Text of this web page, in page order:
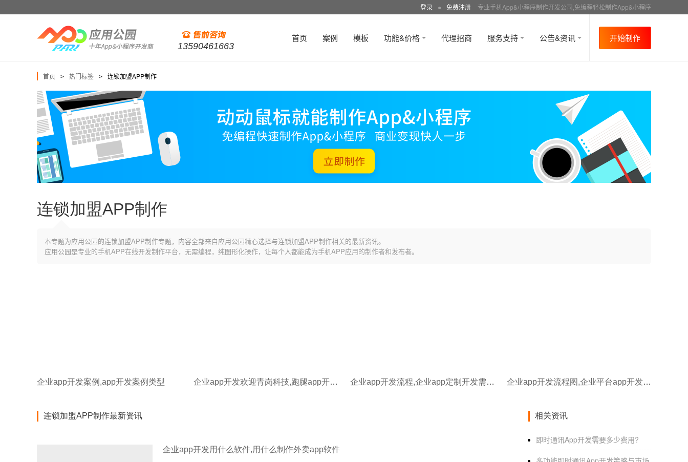
登录 ● 免费注册 专业手机App&小程序制作开发公司,免编程轻松制作App&小程序
13590461663
首页 案例 模板 功能&价格 代理招商 服务支持 公告&资讯 开始制作
首页 > 热门标签 > 连锁加盟APP制作
连锁加盟APP制作
本专题为应用公园的连锁加盟APP制作专题，内容全部来自应用公园精心选择与连锁加盟APP制作相关的最新资讯。
应用公园是专业的手机APP在线开发制作平台，无需编程，纯图形化操作，让每个人都能成为手机APP应用的制作者和发布者。
企业app开发案例,app开发案例类型 企业app开发欢迎青岗科技,跑腿app开发欢迎青岗科技 企业app开发流程,企业app定制开发需要什么 企业app开发流程图,企业平台app开发流程图
连锁加盟APP制作最新资讯
企业app开发用什么软件,用什么制作外卖app软件
相关资讯
即时通讯App开发需要多少费用?